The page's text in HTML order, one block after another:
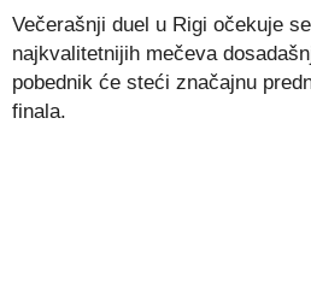
Večerašnji duel u Rigi očekuje
najkvalitetnijih mečeva
pobednik će steći značajnu
finala.